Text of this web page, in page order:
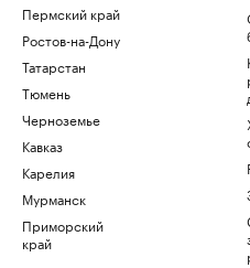
Пермский край
Ростов-на-Дону
Татарстан
Тюмень
Черноземье
Кавказ
Карелия
Мурманск
Приморский
край